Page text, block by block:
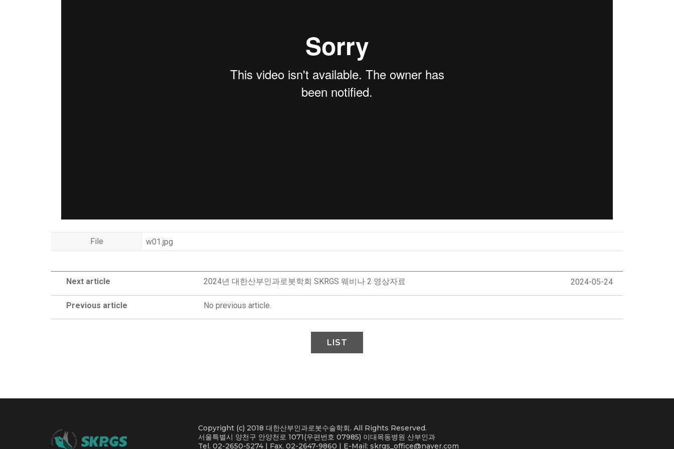
File w01.jpg
Next article 2024년 대한산부인과로봇학회 SKRGS 웨비나 2 영상자료 2024-05-24
Previous article No previous article.
LIST
Copyright (c) 2018 대한산부인과로봇수술학회. All Rights Reserved.
서울특별시 양천구 안양천로 1071(우편번호 07985) 이대목동병원 산부인과
Tel. 02-2650-5274 | Fax. 02-2647-9860 | E-Mail: skrgs_office@naver.com